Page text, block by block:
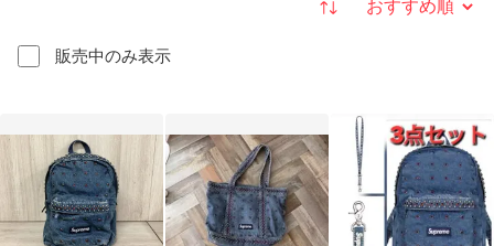
販売中のみ表示
並び替え